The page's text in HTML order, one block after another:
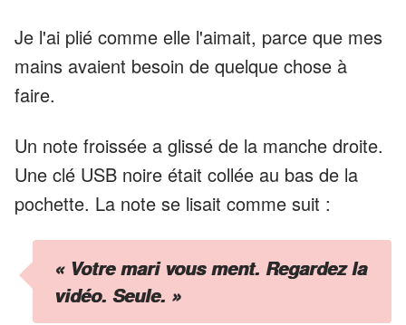
Je l'ai plié comme elle l'aimait, parce que mes
mains avaient besoin de quelque chose à
faire.
Un note froissée a glissé de la manche droite.
Une clé USB noire était collée au bas de la
pochette. La note se lisait comme suit :
« Votre mari vous ment. Regardez la
vidéo. Seule. »